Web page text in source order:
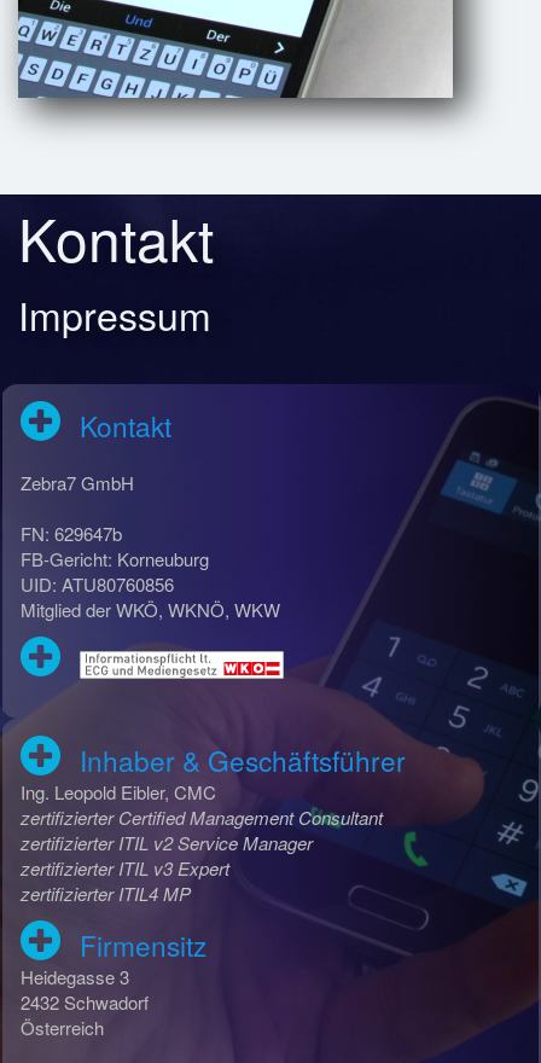
Kontakt
Impressum
Kontakt
Zebra7 GmbH
FN: 629647b
FB-Gericht: Korneuburg
UID: ATU80760856
Mitglied der WKÖ, WKNÖ, WKW
Inhaber & Geschäftsführer
Ing. Leopold Eibler, CMC
zertifizierter Certified Management Consultant
zertifizierter ITIL v2 Service Manager
zertifizierter ITIL v3 Expert
zertifizierter ITIL4 MP
Firmensitz
Heidegasse 3
2432 Schwadorf
Österreich